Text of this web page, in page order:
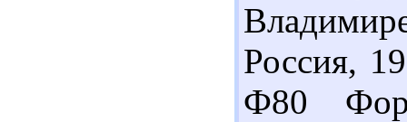
Россия,
Ф80